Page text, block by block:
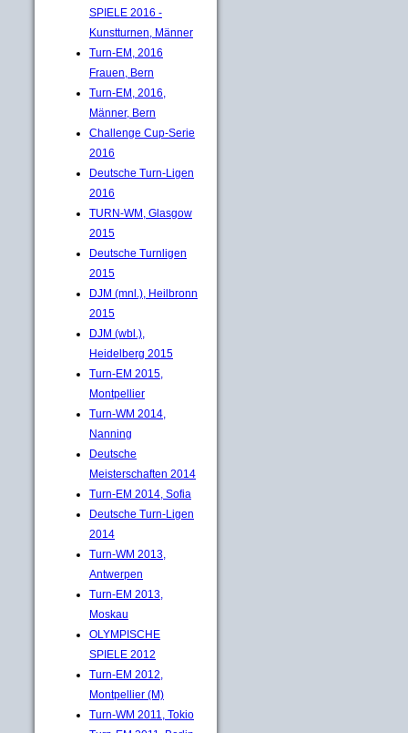
SPIELE 2016 -
Kunstturnen, Männer
Turn-EM, 2016
Frauen, Bern
Turn-EM, 2016,
Männer, Bern
Challenge Cup-Serie
2016
Deutsche Turn-Ligen
2016
TURN-WM, Glasgow
2015
Deutsche Turnligen
2015
DJM (mnl.), Heilbronn
2015
DJM (wbl.),
Heidelberg 2015
Turn-EM 2015,
Montpellier
Turn-WM 2014,
Nanning
Deutsche
Meisterschaften 2014
Turn-EM 2014, Sofia
Deutsche Turn-Ligen
2014
Turn-WM 2013,
Antwerpen
Turn-EM 2013,
Moskau
OLYMPISCHE
SPIELE 2012
Turn-EM 2012,
Montpellier (M)
Turn-WM 2011, Tokio